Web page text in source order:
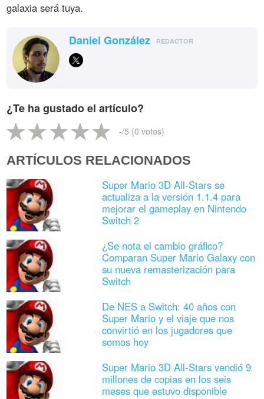
galaxia será tuya.
Daniel González REDACTOR
¿Te ha gustado el artículo?
-/5 (0 votos)
ARTÍCULOS RELACIONADOS
Super Mario 3D All-Stars se
actualiza a la versión 1.1.4 para
mejorar el gameplay en Nintendo
Switch 2
¿Se nota el cambio gráfico?
Comparan Super Mario Galaxy con
su nueva remasterización para
Switch
De NES a Switch: 40 años con
Super Mario y el viaje que nos
convirtió en los jugadores que
somos hoy
Super Mario 3D All-Stars vendió 9
millones de copias en los seis
meses que estuvo disponible